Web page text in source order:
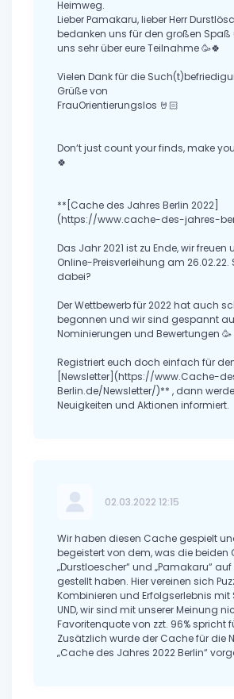
Heimweg.
Lieber Pamakaru, lieber Herr
bedanken uns für den großen Spaß
uns sehr über eure Teilnahme 🥳🍀
Vielen Dank für die
Grüße von
FrauOrientierungslos 🤘🏻
Don‘t just count your finds, make
🍀
**[Cache des Jahres Berlin 2022]
(https://www.cache-des-jahres-
Das Jahr 2021 ist zu Ende, wir freuen
Online-Preisverleihung am 26.02.22.
dabei?
Der Wettbewerb für 2022 hat auch
begonnen und wir sind gespannt
Nominierungen und Bewertungen 🥳
Registriert euch doch einfach für
[Newsletter](https://www.Cache-
Berlin.de/Newsletter/)** , dann
Neuigkeiten und Aktionen informiert.
02.03.2022 12:15
Wir haben diesen Cache gespielt
begeistert von dem, was die beiden
„Durstloescher“ und „Pamakaru“
gestellt haben. Hier vereinen sich
Kombinieren und Erfolgserlebnis mit
UND, wir sind mit unserer Meinung
Favoritenquote von zzt. 96% spricht
Zusätzlich wurde der Cache für die
„Cache des Jahres 2022 Berlin“